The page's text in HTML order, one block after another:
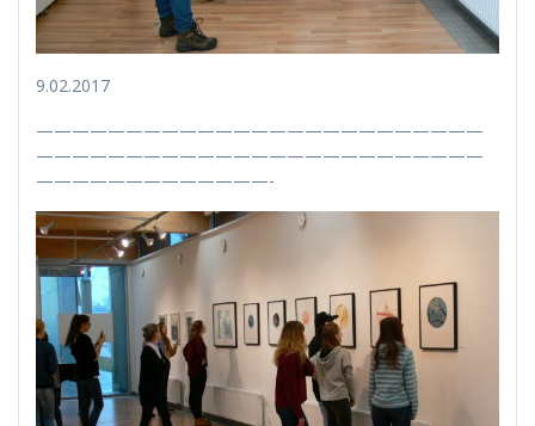
9.02.2017
—————————————————————————
—————————————————————————
—————————————-